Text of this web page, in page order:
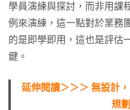
學員演練與探討，而非用課
例來演練，這一點對於業務
的是即學即用，這也是評估
鍵。
延伸閱讀＞＞＞ 無設計
規